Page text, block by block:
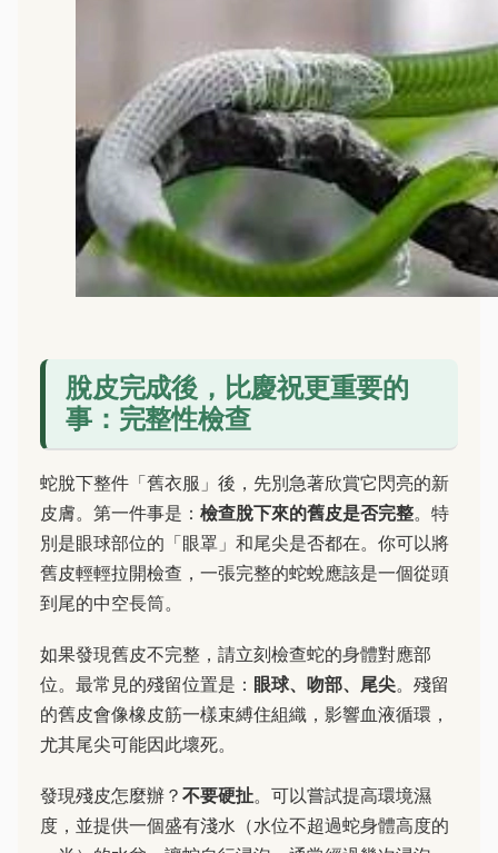
脫皮完成後，比慶祝更重要的
事：完整性檢查
蛇脫下整件「舊衣服」後，先別急著欣賞它閃亮的新
皮膚。第一件事是： 檢查脫下來的舊皮是否完整。特
別是眼球部位的「眼罩」和尾尖是否都在。你可以將
舊皮輕輕拉開檢查，一張完整的蛇蛻應該是一個從頭
到尾的中空長筒。
如果發現舊皮不完整，請立刻檢查蛇的身體對應部
位。最常見的殘留位置是： 眼球、吻部、尾尖。殘留
的舊皮會像橡皮筋一樣束縛住組織，影響血液循環，
尤其尾尖可能因此壞死。
發現殘皮怎麼辦？ 不要硬扯。可以嘗試提高環境濕
度，並提供一個盛有淺水（水位不超過蛇身體高度的